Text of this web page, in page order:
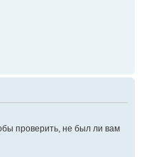
проверить, не был ли вам